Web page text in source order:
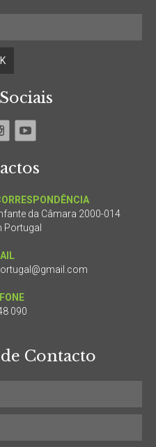
da Câmara 2000-014
Portugal
090
Contacto